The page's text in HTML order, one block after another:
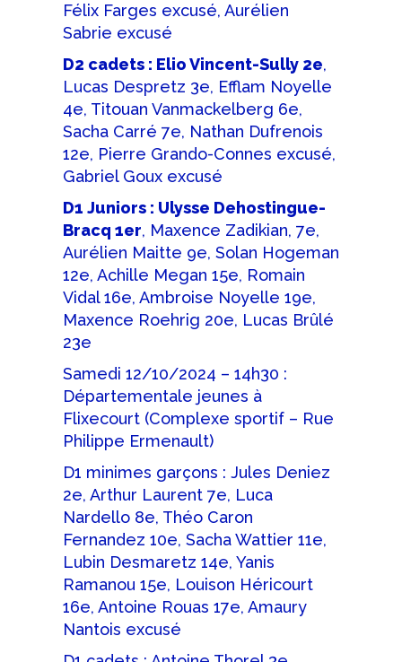
Félix Farges excusé, Aurélien
Sabrie excusé
D2 cadets : Elio Vincent-Sully 2e,
Lucas Despretz 3e, Efflam Noyelle
4e, Titouan Vanmackelberg 6e,
Sacha Carré 7e, Nathan Dufrenois
12e, Pierre Grando-Connes excusé,
Gabriel Goux excusé
D1 Juniors : Ulysse Dehostingue-
Bracq 1er, Maxence Zadikian, 7e,
Aurélien Maitte 9e, Solan Hogeman
12e, Achille Megan 15e, Romain
Vidal 16e, Ambroise Noyelle 19e,
Maxence Roehrig 20e, Lucas Brûlé
23e
Samedi 12/10/2024 – 14h30 :
Départementale jeunes à
Flixecourt (Complexe sportif – Rue
Philippe Ermenault)
D1 minimes garçons : Jules Deniez
2e, Arthur Laurent 7e, Luca
Nardello 8e, Théo Caron
Fernandez 10e, Sacha Wattier 11e,
Lubin Desmaretz 14e, Yanis
Ramanou 15e, Louison Héricourt
16e, Antoine Rouas 17e, Amaury
Nantois excusé